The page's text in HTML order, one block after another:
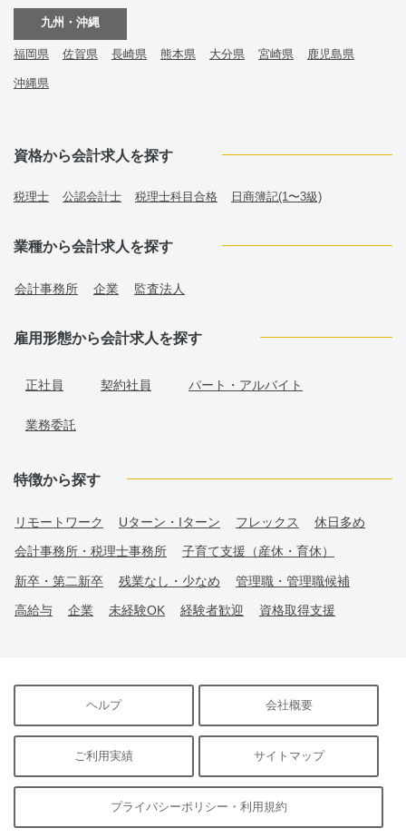
九州・沖縄
福岡県 佐賀県 長崎県 熊本県 大分県 宮崎県 鹿児島県
沖縄県
資格から会計求人を探す
税理士 公認会計士 税理士科目合格 日商簿記(1〜3級)
業種から会計求人を探す
会計事務所 企業 監査法人
雇用形態から会計求人を探す
正社員 契約社員 パート・アルバイト
業務委託
特徴から探す
リモートワーク Uターン・Iターン フレックス 休日多め
会計事務所・税理士事務所 子育て支援（産休・育休）
新卒・第二新卒 残業なし・少なめ 管理職・管理職候補
高給与 企業 未経験OK 経験者歓迎 資格取得支援
ヘルプ 会社概要
ご利用実績 サイトマップ
プライバシーポリシー・利用規約